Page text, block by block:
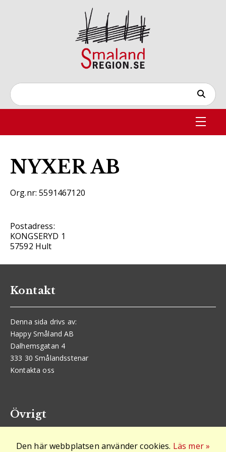
NYXER AB
Org.nr: 5591467120
Postadress:
KONGSERYD 1
57592 Hult
Kontakt
Denna sida drivs av:
Happy Småland AB
Dalhemsgatan 4
333 30 Smålandsstenar
Kontakta oss
Övrigt
Logga in
Den här webbplatsen använder cookies. Läs mer »